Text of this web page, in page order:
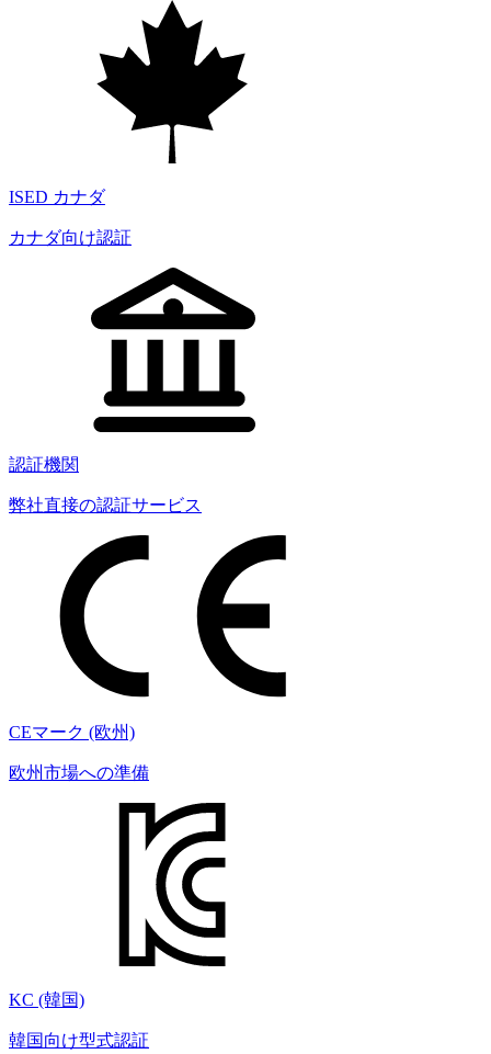
ISED カナダ
カナダ向け認証
認証機関
弊社直接の認証サービス
CEマーク (欧州)
欧州市場への準備
KC (韓国)
韓国向け型式認証